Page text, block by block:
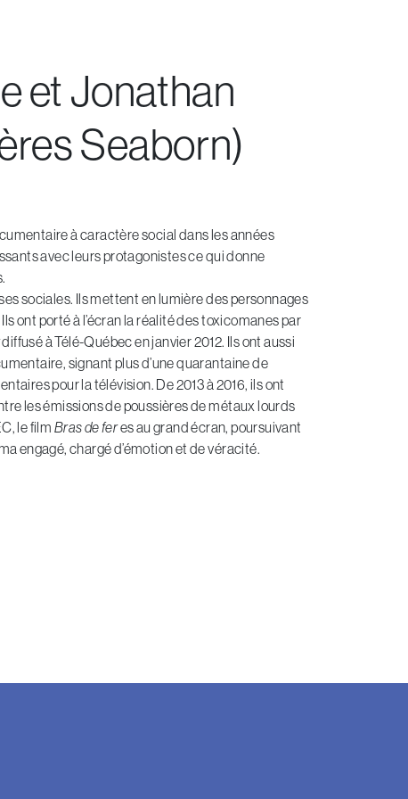
et Jonathan
Seaborn)
à caractère social dans les années
avec leurs protagonistes ce qui donne
sociales. Ils mettent en lumière des personnages
ont porté à l’écran la réalité des toxicomanes par
diffusé à Télé-Québec en janvier 2012. Ils ont aussi
signant plus d’une quarantaine de
pour la télévision. De 2013 à 2016, ils ont
les émissions de poussières de métaux lourds
le film Bras de feres au grand écran, poursuivant
engagé, chargé d’émotion et de véracité.